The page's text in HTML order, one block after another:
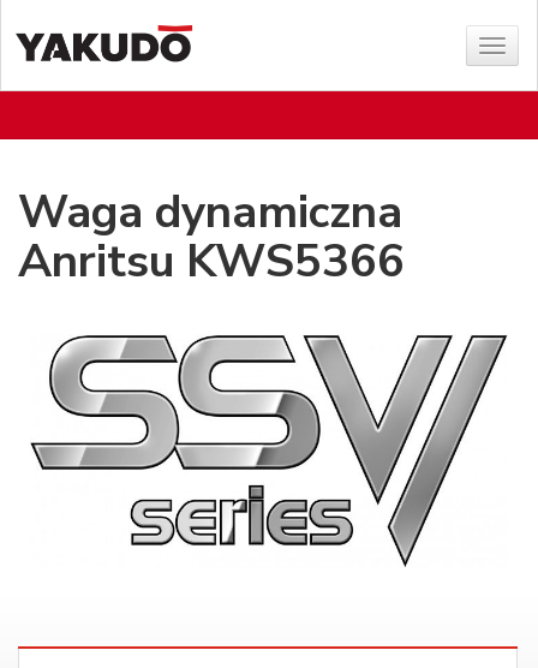
Show
menu
Waga dynamiczna
Anritsu KWS5366